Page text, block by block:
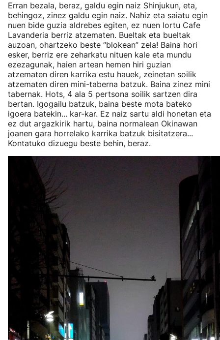
Erran bezala, beraz, galdu egin naiz Shinjukun, eta,
behingoz, zinez galdu egin naiz. Nahiz eta saiatu egin
nuen bide guzia aldrebes egiten, ez nuen lortu Cafe
Lavanderia berriz atzematen. Bueltak eta bueltak
auzoan, ohartzeko beste “blokean” zela! Baina hori
esker, berriz ere zeharkatu nituen kale eta mundu
ezezagunak, haien artean hemen hiri guzian
atzematen diren karrika estu hauek, zeinetan soilik
atzematen diren mini-taberna batzuk. Baina zinez mini
tabernak. Hots, 4 ala 5 pertsona soilik sartzen dira
bertan. Igogailu batzuk, baina beste mota bateko
igoera batekin... kar-kar. Ez naiz sartu aldi honetan eta
ez dut argazkirik hartu, baina normalean Okinawan
joanen gara horrelako karrika batzuk bisitatzera...
Kontatuko dizuegu beste behin, beraz.